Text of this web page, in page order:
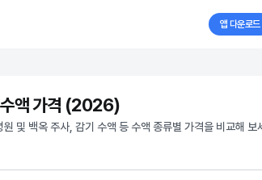
앱 다운로드
수액 가격 (2026)
및 백옥 주사, 감기 수액 등 수액 종류별 가격을 비교해 보